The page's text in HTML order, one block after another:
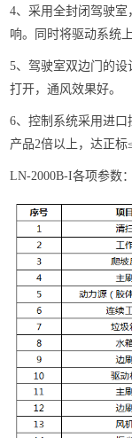
4、采用全封闭驾驶
响。同时将驱动系统
5、驾驶室双边门的
打开，通风效果好。
6、控制系统采用进
产品2倍以上，达正标
LN-2000B-I各项参数：